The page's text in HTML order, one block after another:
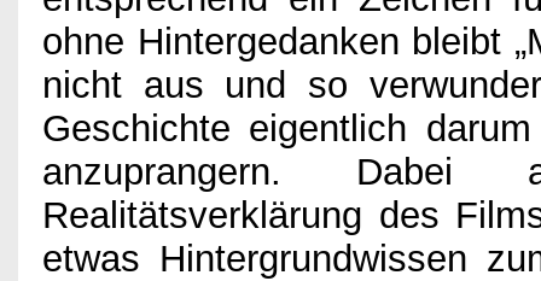
ohne Hintergedanken bleibt
nicht aus und so
Geschichte eigentlich
anzuprangern.
Realitätsverklärung des
etwas Hintergrundwissen